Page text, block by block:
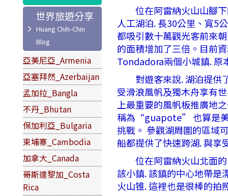
世界旅遊分享
亞美尼亞_Armenia
亞塞拜然_Azerbaijan
孟加拉_Bangla
不丹_Bhutan
保加利亞_Bulgaria
柬埔寨_Cambodia
加拿大_Canada
哥斯達黎加_Costa
Rica
位在阿雷納火山山腳下
人工湖泊. 長30公里、寬5
都吸引數十萬觀光客前來
的面積增加了三倍。目前
Tondadora兩個小城鎮. 原
對遊客來說. 湖泊提供了
受滑浪風帆及獨木舟享有
上最重要的風帆板推廣地
稱為“guapote” 也算是美
挑戰。 參觀湖周圍的區域
船都提供了快速跨湖. 與享
位在阿雷納火山北面的
該小鎮. 該鎮的中心地帶是
火山锥. 這裡也是很棒的拍